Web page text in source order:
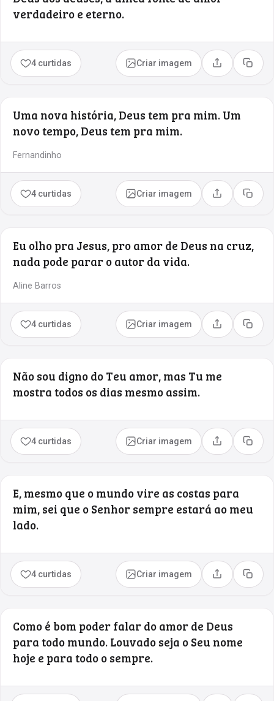
verdadeiro e eterno.
4 curtidas Criar imagem Compartilhar
Copiar
Uma nova história, Deus tem pra mim. Um
novo tempo, Deus tem pra mim.
Fernandinho
4 curtidas Criar imagem Compartilhar
Copiar
Eu olho pra Jesus, pro amor de Deus na cruz,
nada pode parar o autor da vida.
Aline Barros
4 curtidas Criar imagem Compartilhar
Copiar
Não sou digno do Teu amor, mas Tu me
mostra todos os dias mesmo assim.
4 curtidas Criar imagem Compartilhar
Copiar
E, mesmo que o mundo vire as costas para
mim, sei que o Senhor sempre estará ao meu
lado.
4 curtidas Criar imagem Compartilhar
Copiar
Como é bom poder falar do amor de Deus
para todo mundo. Louvado seja o Seu nome
hoje e para todo o sempre.